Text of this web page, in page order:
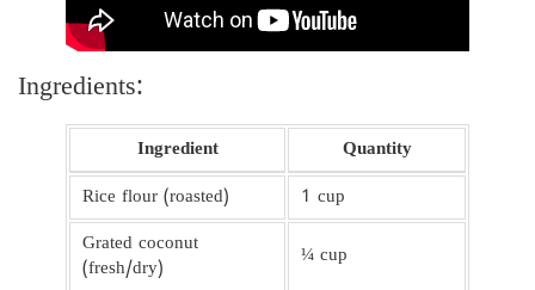
Ingredients:
Ingredient Quantity
Rice flour (roasted) 1 cup
Grated coconut
(fresh/dry)
¼ cup